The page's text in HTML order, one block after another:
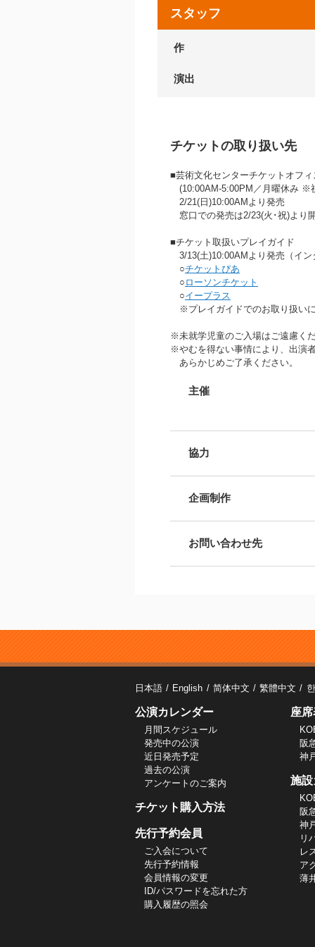
スタッフ
作
演出
チケットの取り扱い先
■芸術文化センターチケットオフ
(10:00AM‐5:00PM／月曜休み ※
2/21(日)10:00AMより発売
窓口での発売は2/23(火･祝)より
■チケット取扱いプレイガイド
3/13(土)10:00AMより発売（イン
○チケットぴあ
○ ローソンチケット
○イープラス
※プレイガイドでのお取り扱い
※未就学児童のご入場はご遠慮く
※やむを得ない事情により、出演
あらかじめご了承ください。
主催
協力
企画制作
お問い合わせ先
日本語 English 简体中文 繁體中文
公演カレンダー
月間スケジュール
発売中の公演
近日発売予定
過去の公演
アンケートのご案内
チケット購入方法
先行予約会員
ご入会について
先行予約情報
会員情報の変更
ID/パスワードを忘れた方
購入履歴の照会
座席
阪
神
施
阪
神
リ
レ
ア
薄